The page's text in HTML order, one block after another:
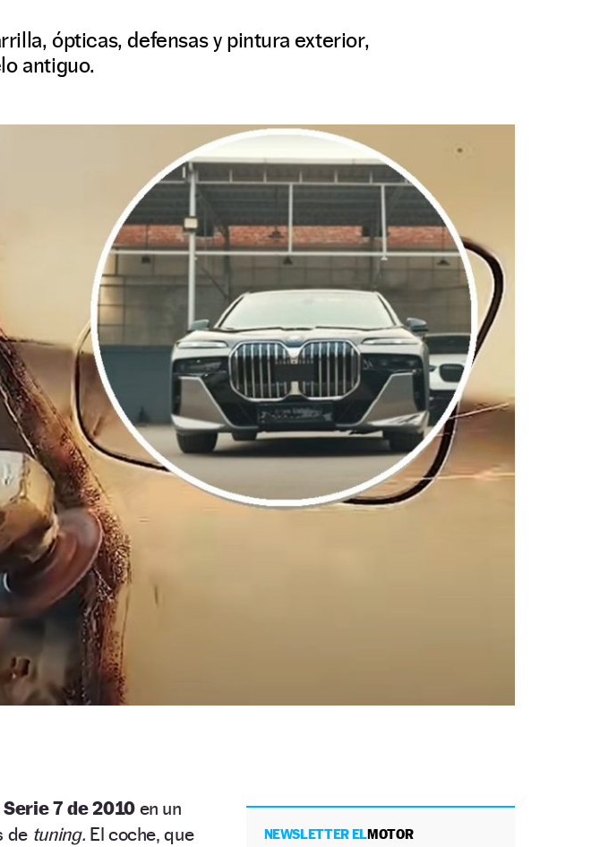
ópticas, defensas y pintura exterior,
antiguo.
Serie 7 de 2010 en un
de tuning. El coche, que
NEWSLETTER ELMOTOR